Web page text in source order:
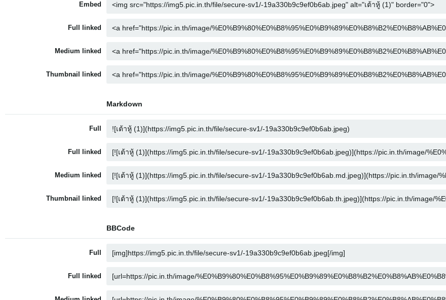
Embed
Full linked
Medium linked
Thumbnail linked
Markdown
Full
Full linked
Medium linked
Thumbnail linked
BBCode
Full
Full linked